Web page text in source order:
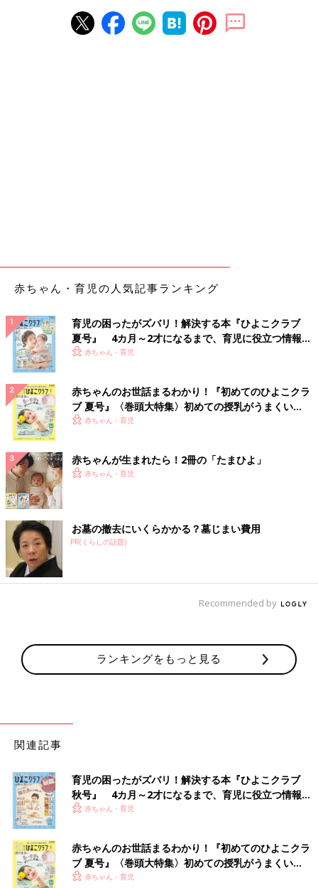
熊本地震でした。
なかフィンランドから支援物資として液体ミルクが送られたので
す。
「お湯がない場所でも与えられる」「常温で管理できる」「使う
直前まで密閉されているので衛生面で安全」という液体ミルクは
被災地で大活躍。お母さんと赤ちゃんの窮地を救ったことをきっ
かけに、国内での製造販売にむけて法整備がすすめられ、メーカ
ー側も開発製造へと舵をきったのです。
しかし、うちは母乳中心だし、粉ミルクでも不便はないし、災害
対策というのはわかるけど…「液体ミルクって本当にストックす
べき？」というジレンマがあることも事実です。
そこでNPO法人 MAMA-PLUG事業代表の冨川万美さんに、液体
ミルクも含めて赤ちゃんがいる家庭での災害時用の備蓄につい
て、さらに
防災の心構えについて聞きました。
災害時の授乳スタイルは「通常通り」が基本です
冨川さん（以下敬称略） 液体ミルクは、災害時は使い勝手は良
いと思います。けれども基本的に「災害時も授乳
スタイルは通常
通り」と心がけてください。
ょう。
ただ精神的ストレスで一時的に母乳の出が悪くなったり、赤ちゃ
ルクがあると心強いと思います。
ミルク育児の方は液体ミルクと合わせて、哺乳びんなどの衛生面
での気遣いを重要視して欲しいです。実際、被災地では不衛生な
哺乳びんや調乳が原因での赤ちゃんの体調不良の事例がありまし
た。なので、水とカセットコンロを備蓄しましょう。煮沸消毒で
きますし、温かいおしぼりを作ることもできます。ただ、災害時
は水も貴重品です。液体ミルクのなかには乳首を直接セットでき
赤ちゃん・育児の人気記事ランキング
育児の困ったがズバリ！解決する本『ひよこクラブ
夏号』 4カ月～2才になるまで、育児に役立つ情報が
いっぱい！
赤ちゃん・育児
赤ちゃんのお世話まるわかり！『初めてのひよこクラ
ブ 夏号』〈巻頭大特集〉初めての授乳がうまくい
く！ おっぱい・ミルクの基本と夏のトラブル 解決テ
赤ちゃん・育児
赤ちゃんが生まれたら！2冊の「たまひよ」
赤ちゃん・育児
お墓の撤去にいくらかかる？墓じまい費用
PR(くらしの話題)
Recommended by
ランキングをもっと見る
関連記事
育児の困ったがズバリ！解決する本『ひよこクラブ
秋号』 4カ月～2才になるまで、育児に役立つ情報が
いっぱい！
赤ちゃん・育児
赤ちゃんのお世話まるわかり！『初めてのひよこクラ
ブ 夏号』〈巻頭大特集〉初めての授乳がうまくい
く！ おっぱい・ミルクの基本と夏のトラブル 解決テ
赤ちゃん・育児